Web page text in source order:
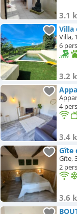
3.1
Villa
Villa,
6
3.2
4
3.4
Gîte
Gîte,
2
3.6